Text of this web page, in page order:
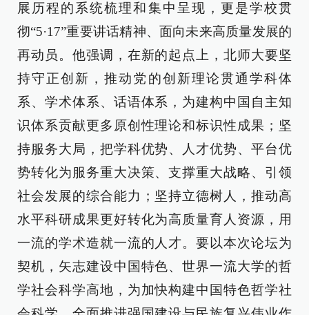
展历程的系统梳理和集中呈现，更是学校贯
彻“5·17”重要讲话精神、面向未来高质量发展的
再动员。他强调，在新的起点上，北师大要坚
持守正创新，推动党的创新理论贯通学科体
系、学术体系、话语体系，为建构中国自主知
识体系贡献更多原创性理论和标识性成果；坚
持服务大局，把学科优势、人才优势、平台优
势转化为服务重大决策、支撑重大战略、引领
社会发展的综合能力；坚持立德树人，推动高
水平科研成果更好转化为高质量育人资源，用
一流的学术造就一流的人才。要以本次论坛为
契机，矢志建设中国特色、世界一流大学的哲
学社会科学高地，为加快构建中国特色哲学社